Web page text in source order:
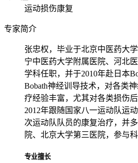
运动损伤康复
专家简介
张忠权，毕业于北京中医药大
宁中医药大学附属医院、河北
学科任职，并于2010年赴日本
Bobath神经训导技术，对各类
疗经验丰富，尤其对各类损伤
2012年跟随国家八一运动队运
次运动队队员的康复治疗，并
院、北京大学第三医院，参与科
专业擅长